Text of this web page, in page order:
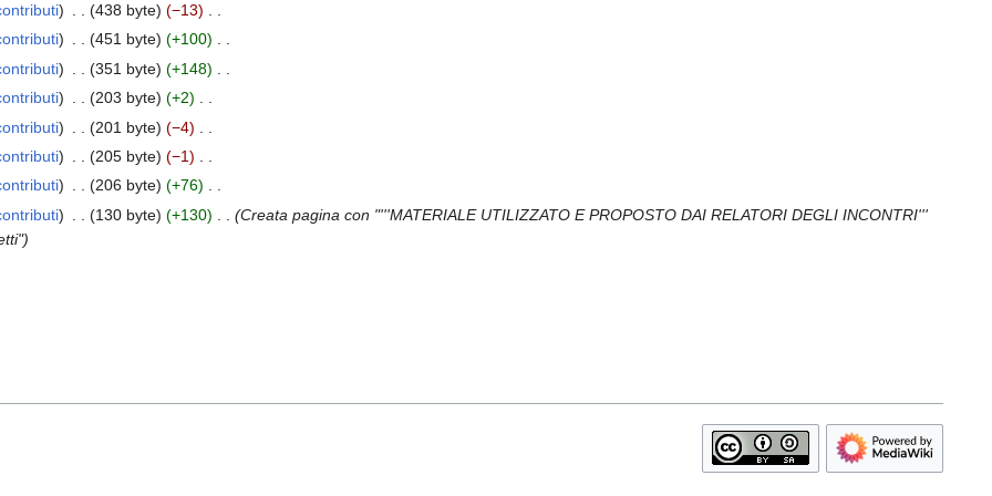
438 byte
−13
451 byte
+100
351 byte
+148
203 byte
+2
201 byte
−4
205 byte
−1
206 byte
+76
130 byte +130
Creata pagina con "'''MATERIALE UTILIZZATO E PROPOSTO DAI RELATORI DEGLI INCONTRI'''